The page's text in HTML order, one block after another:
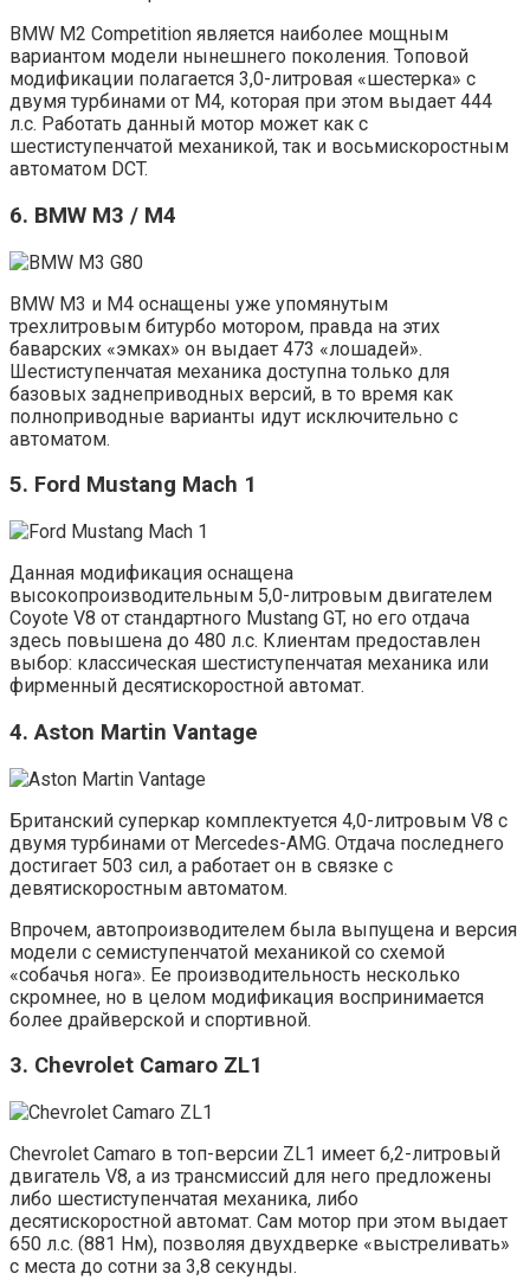
BMW M2 Competition является наиболее мощным
вариантом модели нынешнего поколения. Топовой
модификации полагается 3,0-литровая «шестерка» с
двумя турбинами от M4, которая при этом выдает 444
л.с. Работать данный мотор может как с
шестиступенчатой механикой, так и восьмискоростным
автоматом DCT.
6. BMW M3 / M4
BMW M3 и M4 оснащены уже упомянутым
трехлитровым битурбо мотором, правда на этих
баварских «эмках» он выдает 473 «лошадей».
Шестиступенчатая механика доступна только для
базовых заднеприводных версий, в то время как
полноприводные варианты идут исключительно с
автоматом.
5. Ford Mustang Mach 1
Данная модификация оснащена
высокопроизводительным 5,0-литровым двигателем
Coyote V8 от стандартного Mustang GT, но его отдача
здесь повышена до 480 л.с. Клиентам предоставлен
выбор: классическая шестиступенчатая механика или
фирменный десятискоростной автомат.
4. Aston Martin Vantage
Британский суперкар комплектуется 4,0-литровым V8 с
двумя турбинами от Mercedes-AMG. Отдача последнего
достигает 503 сил, а работает он в связке с
девятискоростным автоматом.
Впрочем, автопроизводителем была выпущена и версия
модели с семиступенчатой механикой со схемой
«собачья нога». Ее производительность несколько
скромнее, но в целом модификация воспринимается
более драйверской и спортивной.
3. Chevrolet Camaro ZL1
Chevrolet Camaro в топ-версии ZL1 имеет 6,2-литровый
двигатель V8, а из трансмиссий для него предложены
либо шестиступенчатая механика, либо
десятискоростной автомат. Сам мотор при этом выдает
650 л.с. (881 Нм), позволяя двухдверке «выстреливать»
с места до сотни за 3,8 секунды.